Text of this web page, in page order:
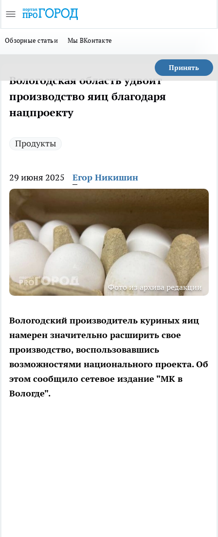
Обзорные статьи Мы ВКонтакте
Принять
Вологодская область удвоит
производство яиц благодаря
нацпроекту
Продукты
29 июня 2025 Егор Никишин
Фото из архива редакции
Вологодский производитель куриных яиц
намерен значительно расширить свое
производство, воспользовавшись
возможностями национального проекта. Об
этом сообщило сетевое издание "МК в
Вологде".